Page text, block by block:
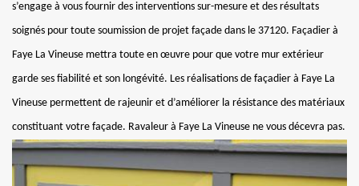
s’engage à vous fournir des interventions sur-mesure et des résultats
soignés pour toute soumission de projet façade dans le 37120. Façadier à
Faye La Vineuse mettra toute en œuvre pour que votre mur extérieur
garde ses fiabilité et son longévité. Les réalisations de façadier à Faye La
Vineuse permettent de rajeunir et d’améliorer la résistance des matériaux
constituant votre façade. Ravaleur à Faye La Vineuse ne vous décevra pas.